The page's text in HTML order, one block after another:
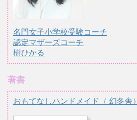
名門女子小学校受験コーチ
認定マザーズコーチ
樹ひかる
著書
おもてなしハンドメイド（ 幻冬舎）